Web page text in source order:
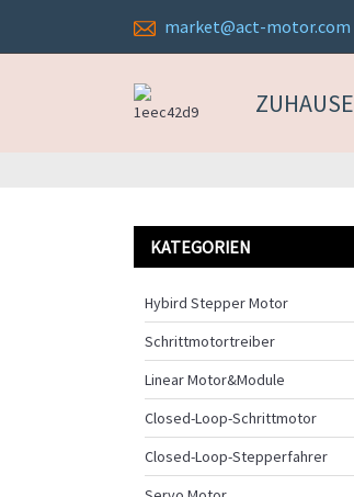
market@act-motor.com
ZUHAUSE
KATEGORIEN
Hybird Stepper Motor
Schrittmotortreiber
Linear Motor&Module
Closed-Loop-Schrittmotor
Closed-Loop-Stepperfahrer